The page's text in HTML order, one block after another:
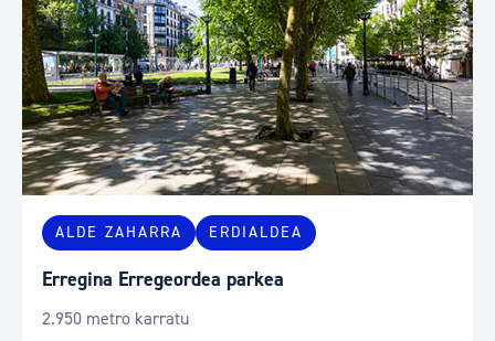
ALDE ZAHARRA ERDIALDEA
Erregina Erregeordea parkea
2.950 metro karratu